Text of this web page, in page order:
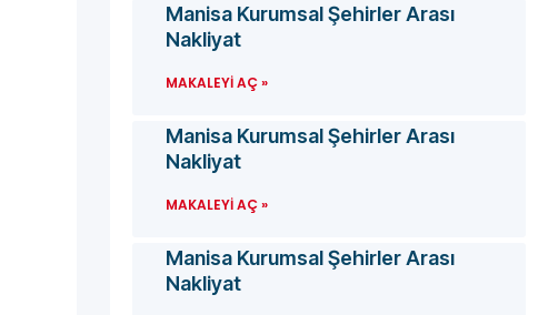
Manisa Kurumsal Şehirler Arası
Nakliyat
MAKALEYI AÇ »
Manisa Kurumsal Şehirler Arası
Nakliyat
MAKALEYI AÇ »
Manisa Kurumsal Şehirler Arası
Nakliyat